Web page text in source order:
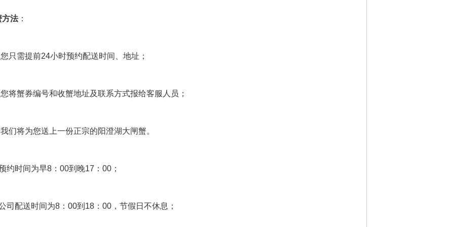
方法：
只需提前24小时预约配送时间、地址；
将蟹券编号和收蟹地址及联系方式报给客服人员；
们将为您送上一份正宗的阳澄湖大闸蟹。
约时间为早8：00到晚17：00；
司配送时间为8：00到18：00，节假日不休息；